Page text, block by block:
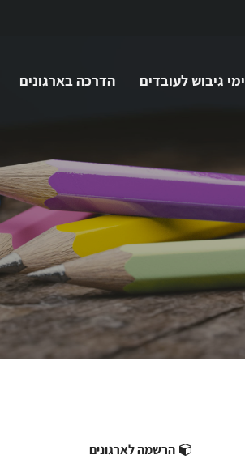
ימי גיבוש לעובדים הדרכה בארגונים
הרשמה לארגונים